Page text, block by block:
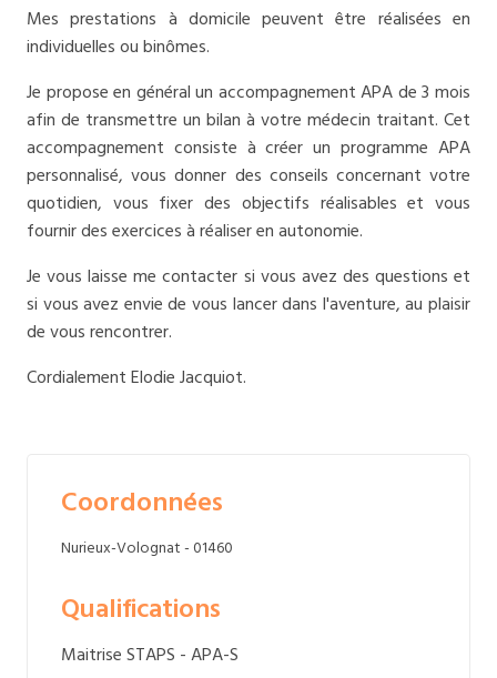
Mes prestations à domicile peuvent être réalisées en
individuelles ou binômes.
Je propose en général un accompagnement APA de 3 mois
afin de transmettre un bilan à votre médecin traitant. Cet
accompagnement consiste à créer un programme APA
personnalisé, vous donner des conseils concernant votre
quotidien, vous fixer des objectifs réalisables et vous
fournir des exercices à réaliser en autonomie.
Je vous laisse me contacter si vous avez des questions et
si vous avez envie de vous lancer dans l'aventure, au plaisir
de vous rencontrer.
Cordialement Elodie Jacquiot.
Coordonnées
Nurieux-Volognat - 01460
Qualifications
Maitrise STAPS - APA-S